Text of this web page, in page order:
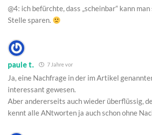
@4: ich befürchte, dass „scheinbar“ kann
Stelle sparen.
paule t. 7 Jahre vor
Ja, eine Nachfrage in der im Artikel
interessant gewesen.
Aber andererseits auch wieder überflüssig,
kennt alle ANtworten ja auch schon ohne